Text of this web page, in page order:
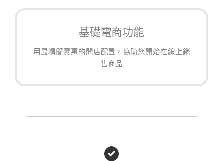
基礎電商功能
用最精簡實惠的開店配置，協助您開始在線上銷
售商品